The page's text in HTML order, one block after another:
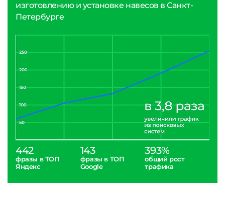
изготовлению и установке навесов в Санкт-
Петербурге
442
фразы в ТОП
Яндекс
143
фразы в ТОП
Google
393%
общий рост
трафика